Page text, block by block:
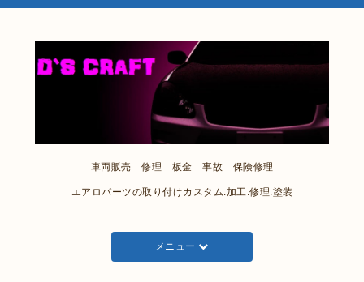
車両販売 修理 板金 事故 保険修理
エアロパーツの取り付けカスタム.加工.修理.塗装
メニュー